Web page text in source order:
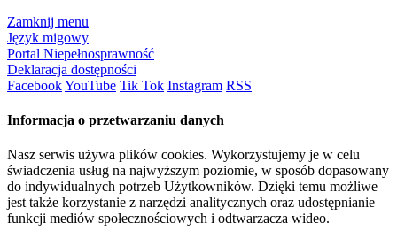
Zamknij menu
Język migowy
Portal Niepełnosprawność
Deklaracja dostępności
FacebookYouTube Tik Tok Instagram RSS
Informacja o przetwarzaniu danych
Nasz serwis używa plików cookies. Wykorzystujemy je w celu
świadczenia usług na najwyższym poziomie, w sposób dopasowany
do indywidualnych potrzeb Użytkowników. Dzięki temu możliwe
jest także korzystanie z narzędzi analitycznych oraz udostępnianie
funkcji mediów społecznościowych i odtwarzacza wideo.